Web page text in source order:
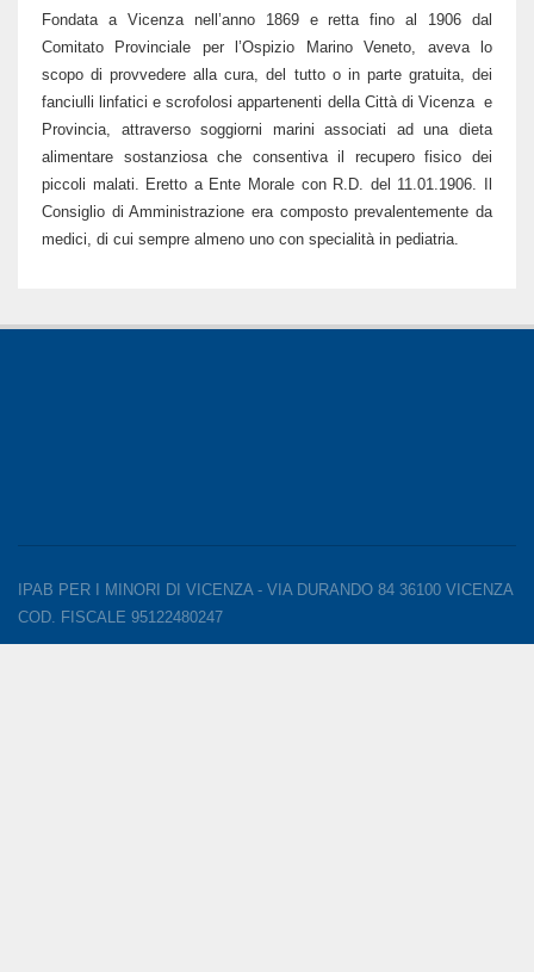
Fondata a Vicenza nell’anno 1869 e retta fino al 1906 dal
Comitato Provinciale per l’Ospizio Marino Veneto, aveva lo
scopo di provvedere alla cura, del tutto o in parte gratuita, dei
fanciulli linfatici e scrofolosi appartenenti della Città di Vicenza e
Provincia, attraverso soggiorni marini associati ad una dieta
alimentare sostanziosa che consentiva il recupero fisico dei
piccoli malati. Eretto a Ente Morale con R.D. del 11.01.1906. Il
Consiglio di Amministrazione era composto prevalentemente da
medici, di cui sempre almeno uno con specialità in pediatria.
IPAB PER I MINORI DI VICENZA - VIA DURANDO 84 36100 VICENZA
COD. FISCALE 95122480247